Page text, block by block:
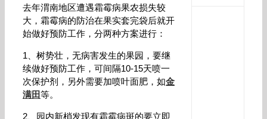
去年渭南地区遭遇霜霉病果农损失较
大，霜霉病的防治在果实套完袋后就开
始做好预防工作，分两种方案进行：
1、树势壮，无病害发生的果园，要继
续做好预防工作，可间隔10-15天喷一
次保护剂，另外需要加喷叶面肥，如金
满田等。
2、园内新梢发现有霜霉病斑的要立即